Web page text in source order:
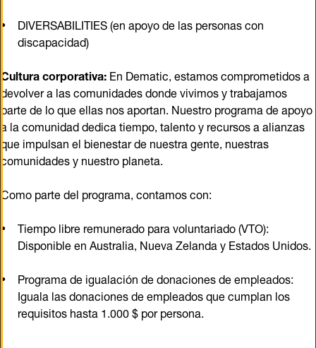
DIVERSABILITIES (en apoyo de las personas con
discapacidad)
Cultura corporativa:En Dematic, estamos comprometidos a
devolver a las comunidades donde vivimos y trabajamos
parte de lo que ellas nos aportan. Nuestro programa de apoyo
a la comunidad dedica tiempo, talento y recursos a alianzas
que impulsan el bienestar de nuestra gente, nuestras
comunidades y nuestro planeta.
Como parte del programa, contamos con:
Tiempo libre remunerado para voluntariado (VTO):
Disponible en Australia, Nueva Zelanda y Estados Unidos.
Programa de igualación de donaciones de empleados:
Iguala las donaciones de empleados que cumplan los
requisitos hasta 1.000 $ por persona.